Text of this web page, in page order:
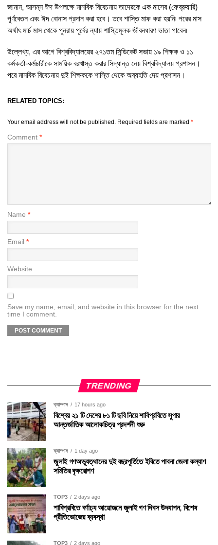
জানান, আসন্ন ঈদ উপলক্ষে মানবিক বিবেচনায় তাদেরকে এক মাসের (ফেব্রুয়ারি)
পূর্ণবেতন এবং ঈদ বোনাস প্রদান করা হবে। তবে শাস্তি মাফ করা হয়নি৷ পরের মাস
অর্থাৎ মার্চ মাস থেকে পুনরায় পূর্বের ন্যায় শাস্তিমূলক জীবনধারণ ভাতা পাবেন৷
উল্লেখ্য, এর আগে বিশ্ববিদ্যালয়ের ২৭১তম সিন্ডিকেট সভায় ১৯ শিক্ষক ও ১১
কর্মকর্তা-কর্মচারীকে সাময়িক বরখাস্ত করার সিদ্ধান্ত নেয় বিশ্ববিদ্যালয় প্রশাসন।
পরে মানবিক বিবেচনায় দুই শিক্ষককে শাস্তি থেকে অব্যহতি দেয় প্রশাসন।
RELATED TOPICS:
Your email address will not be published. Required fields are marked *
Comment *
Name *
Email *
Website
Save my name, email, and website in this browser for the next
time I comment.
TRENDING
ক্যাম্পাস 17 hours ago
বিশ্বের ২১ টি দেশের ৮১ টি ছবি নিয়ে শাবিপ্রবিতে সুপার
আন্তর্জাতিক আলোকচিত্র প্রদর্শনী শুরু
ক্যাম্পাস 1 day ago
জুলাই গণঅভ্যুত্থানের দুই বছরপূর্তিতে ইবিতে পাবনা জেলা কল্যাণ
সমিতির বৃক্ষরোপণ
TOP3 2 days ago
শাবিপ্রবিতে বর্ণাঢ্য আয়োজনে জুলাই গণ দিবস উদযাপন, বিশেষ
প্রীতিভোজের ব্যবস্থা
TOP3 2 days ago